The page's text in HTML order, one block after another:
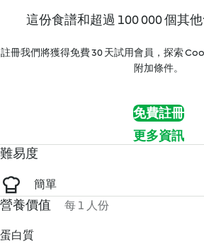
這份食譜和超過 100 000 個其
註冊我們將獲得免費 30 天試用會員，探索
附加條件。
免費註冊
更多資訊
難易度
簡單
營養價值 每 1 人份
蛋白質